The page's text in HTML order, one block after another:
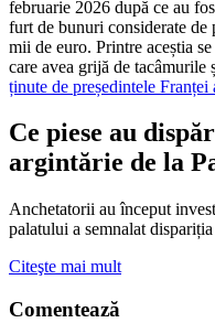
februarie 2026 după ce au
furt de bunuri considerate
mii de euro. Printre aceștia
care avea grijă de
ținute de președintele
Ce piese au
argintărie de la
Anchetatorii au început
palatului a semnalat
Citeşte mai mult
Comentează